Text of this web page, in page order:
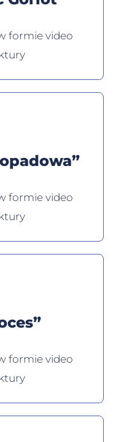
formie video
formie video
formie video